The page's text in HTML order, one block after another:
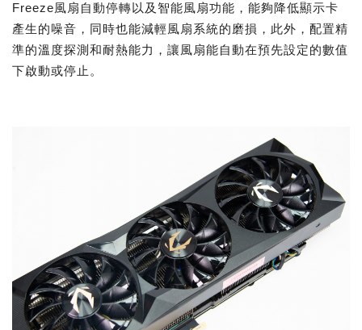
Freeze風扇自動停轉以及智能風扇功能，能夠降低顯示卡
產生的噪音，同時也能減輕風扇系統的磨損，此外，配置精
準的溫度探測和耐熱能力，讓風扇能自動在預先設定的數值
下啟動或停止。